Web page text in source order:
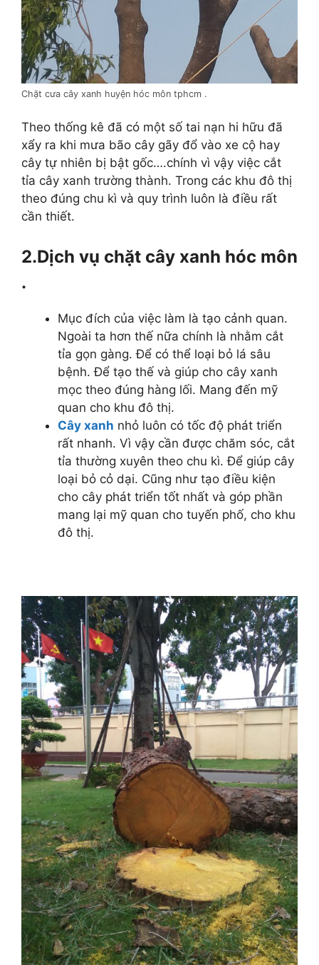
Chặt cưa cây xanh huyện hóc môn tphcm .
Theo thống kê đã có một số tai nạn hi hữu đã
xẩy ra khi mưa bão cây gãy đổ vào xe cộ hay
cây tự nhiên bị bật gốc….chính vì vậy việc cắt
tỉa cây xanh trường thành. Trong các khu đô thị
theo đúng chu kì và quy trình luôn là điều rất
cần thiết.
2.Dịch vụ chặt cây xanh hóc môn
.
Mục đích của việc làm là tạo cảnh quan.
Ngoài ta hơn thế nữa chính là nhằm cắt
tỉa gọn gàng. Để có thể loại bỏ lá sâu
bệnh. Để tạo thế và giúp cho cây xanh
mọc theo đúng hàng lối. Mang đến mỹ
quan cho khu đô thị.
Cây xanh nhỏ luôn có tốc độ phát triển
rất nhanh. Vì vậy cần được chăm sóc, cắt
tỉa thường xuyên theo chu kì. Để giúp cây
loại bỏ cỏ dại. Cũng như tạo điều kiện
cho cây phát triển tốt nhất và góp phần
mang lại mỹ quan cho tuyến phố, cho khu
đô thị.